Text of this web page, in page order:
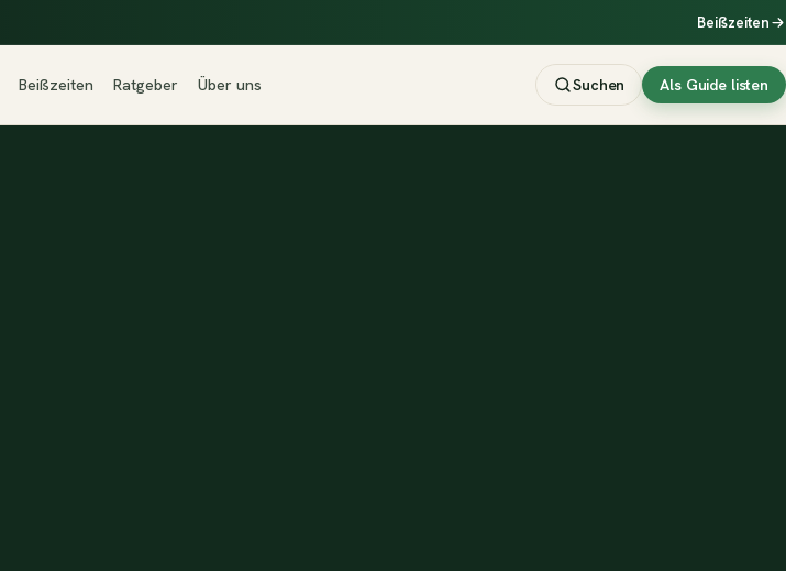
Beißzeiten
Beißzeiten Ratgeber Über uns Suchen Als Guide listen